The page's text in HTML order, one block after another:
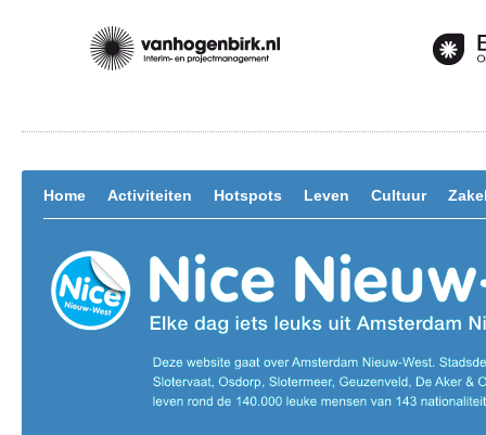
Home Activiteiten Hotspots Leven Cultuur